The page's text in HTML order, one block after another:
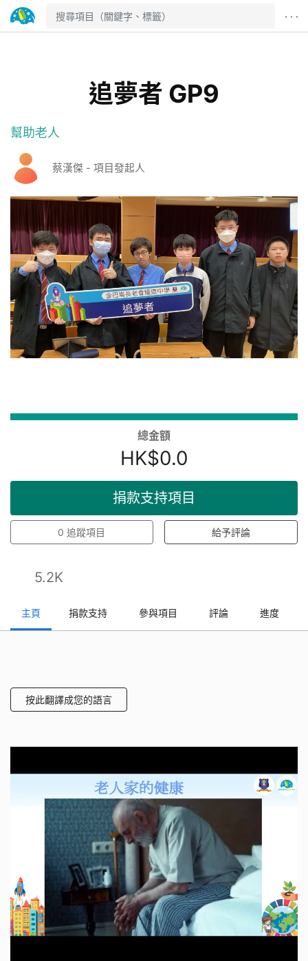
· · ·
追夢者 GP9
幫助老人
蔡漢傑 - 項目發起人
總金額
HK$0.0
捐款支持項目
0 追蹤項目 給予評論
5.2K
主頁 捐款支持 參與項目 評論 進度
按此翻譯成您的語言